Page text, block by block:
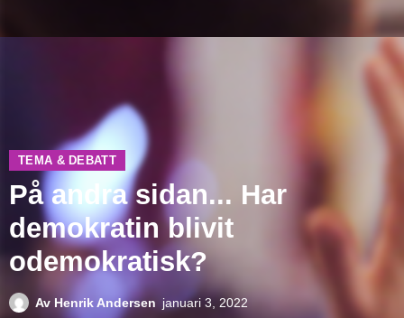
TEMA & DEBATT
På andra sidan... Har
demokratin blivit
odemokratisk?
Av Henrik Andersen januari 3, 2022